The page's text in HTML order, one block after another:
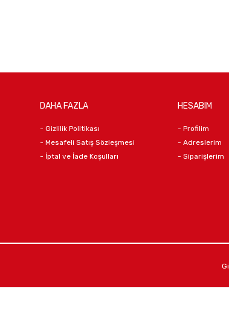
DAHA FAZLA
- Gizlilik Politikası
- Mesafeli Satış Sözleşmesi
- İptal ve İade Koşulları
HESABIM
- Profilim
- Adreslerim
- Siparişlerim